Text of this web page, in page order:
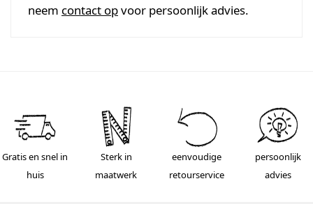
neem contact opvoor persoonlijk advies.
Gratis en snel in
huis
Sterk in
maatwerk
eenvoudige
retourservice
persoonlijk
advies